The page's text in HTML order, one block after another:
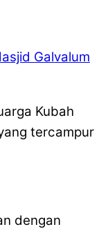
Galvalum
Kubah
tercampur
dengan